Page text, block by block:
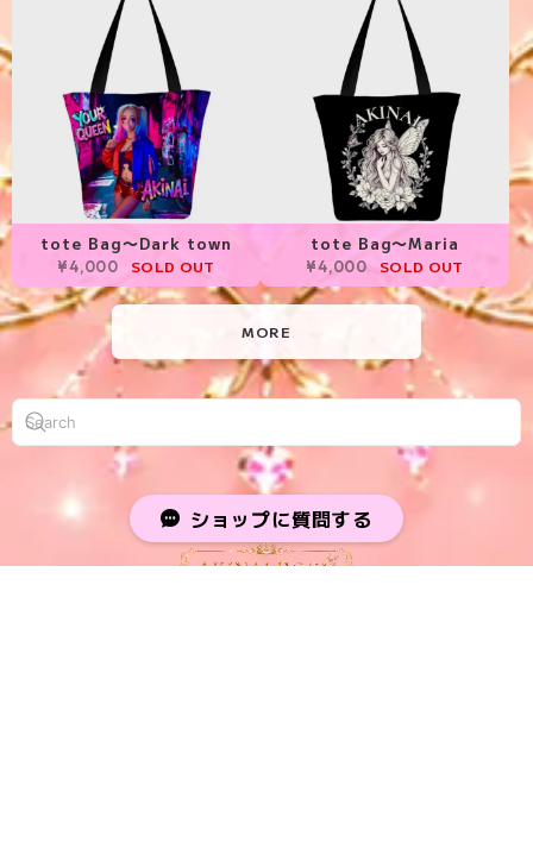
tote Bag〜Dark town
¥4,000 SOLD OUT
tote Bag〜Maria
¥4,000 SOLD OUT
MORE
ショップに質問する